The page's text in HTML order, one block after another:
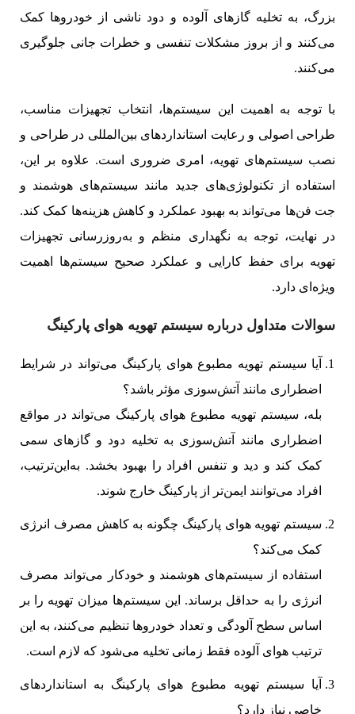
بزرگ، به تخلیه گازهای آلوده و دود ناشی از خودروها کمک
می‌کنند و از بروز مشکلات تنفسی و خطرات جانی جلوگیری
می‌کنند.
با توجه به اهمیت این سیستم‌ها، انتخاب تجهیزات مناسب،
طراحی اصولی و رعایت استانداردهای بین‌المللی در طراحی و
نصب سیستم‌های تهویه، امری ضروری است. علاوه بر این،
استفاده از تکنولوژی‌های جدید مانند سیستم‌های هوشمند و
جت فن‌ها می‌تواند به بهبود عملکرد و کاهش هزینه‌ها کمک کند.
در نهایت، توجه به نگهداری منظم و به‌روزرسانی تجهیزات
تهویه برای حفظ کارایی و عملکرد صحیح سیستم‌ها اهمیت
ویژه‌ای دارد.
سوالات متداول درباره سیستم تهویه هوای پارکینگ
آیا سیستم تهویه مطبوع هوای پارکینگ می‌تواند در شرایط
اضطراری مانند آتش‌سوزی مؤثر باشد؟
بله، سیستم تهویه مطبوع هوای پارکینگ می‌تواند در مواقع
اضطراری مانند آتش‌سوزی به تخلیه دود و گازهای سمی
کمک کند و دید و تنفس افراد را بهبود بخشد. به‌این‌ترتیب،
افراد می‌توانند ایمن‌تر از پارکینگ خارج شوند.
سیستم تهویه هوای پارکینگ چگونه به کاهش مصرف انرژی
کمک می‌کند؟
استفاده از سیستم‌های هوشمند و خودکار می‌تواند مصرف
انرژی را به حداقل برساند. این سیستم‌ها میزان تهویه را بر
اساس سطح آلودگی و تعداد خودروها تنظیم می‌کنند، به این
ترتیب هوای آلوده فقط زمانی تخلیه می‌شود که لازم است.
آیا سیستم تهویه مطبوع هوای پارکینگ به استانداردهای
خاصی نیاز دارد؟